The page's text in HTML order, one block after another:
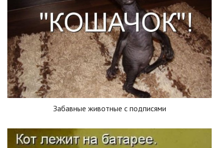
Забавные животные с подписями